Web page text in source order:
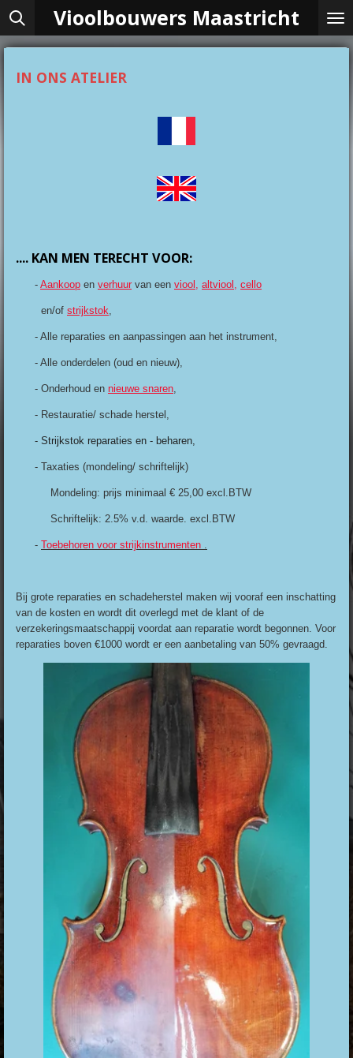
Ga
naar
hoofdinhoud
Vioolbouwers Maastricht
IN ONS ATELIER
.... KAN MEN TERECHT VOOR:
- Aankoop en verhuur van een viool , altviool , cello
en/of strijkstok,
- Alle reparaties en aanpassingen aan het instrument,
- Alle onderdelen (oud en nieuw),
- Onderhoud en nieuwe snaren,
- Restauratie/ schade herstel,
- Strijkstok reparaties en - beharen,
- Taxaties (mondeling/ schriftelijk)
Mondeling: prijs minimaal € 25,00 excl.BTW
Schriftelijk: 2.5% v.d. waarde. excl.BTW
- Toebehoren voor strijkinstrumenten .
Bij grote reparaties en schadeherstel maken wij vooraf een inschatting
van de kosten en wordt dit overlegd met de klant of de
verzekeringsmaatschappij voordat aan reparatie wordt begonnen. Voor
reparaties boven €1000 wordt er een aanbetaling van 50% gevraagd.